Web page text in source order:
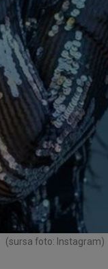
(sursa foto: Instagram)